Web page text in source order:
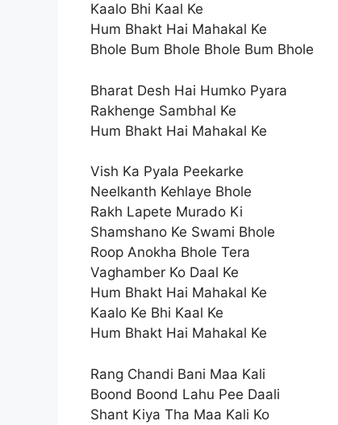
Kaalo Bhi Kaal Ke
Hum Bhakt Hai Mahakal Ke
Bhole Bum Bhole Bhole Bum Bhole
Bharat Desh Hai Humko Pyara
Rakhenge Sambhal Ke
Hum Bhakt Hai Mahakal Ke
Vish Ka Pyala Peekarke
Neelkanth Kehlaye Bhole
Rakh Lapete Murado Ki
Shamshano Ke Swami Bhole
Roop Anokha Bhole Tera
Vaghamber Ko Daal Ke
Hum Bhakt Hai Mahakal Ke
Kaalo Ke Bhi Kaal Ke
Hum Bhakt Hai Mahakal Ke
Rang Chandi Bani Maa Kali
Boond Boond Lahu Pee Daali
Shant Kiya Tha Maa Kali Ko